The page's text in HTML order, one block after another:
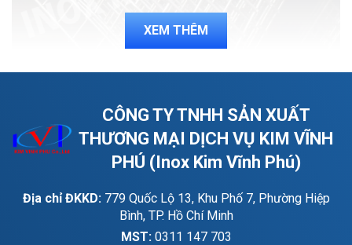
Lưới hàn inox
Lưới inox hàn được tạo ra từ quá trình hàn chập các sợi thép
hàn tự động có tiết diện lớn và công suất cao.
Lưới hàn inox là sản phẩm được nhập khẩu từ nước ngoài
về, thông thường 1 cuộn dài 30m.
XEM THÊM
CÔNG TY TNHH SẢN XUẤT
THƯƠNG MẠI DỊCH VỤ KIM VĨNH
PHÚ (Inox Kim Vĩnh Phú)
Địa chỉ ĐKKD: 779 Quốc Lộ 13, Khu Phố 7, Phường Hiệp
Bình, TP. Hồ Chí Minh
MST: 0311 147 703